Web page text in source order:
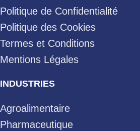
Politique de Confidentialité
Politique des Cookies
Termes et Conditions
Mentions Légales
INDUSTRIES
Agroalimentaire
Pharmaceutique